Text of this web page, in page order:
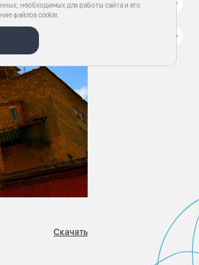
необходимых для работы сайта и его
файлов cookie.
Скачать